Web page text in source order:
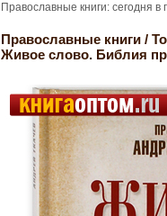
Православные книги: сегодня
Православные книги /
Живое слово. Библия